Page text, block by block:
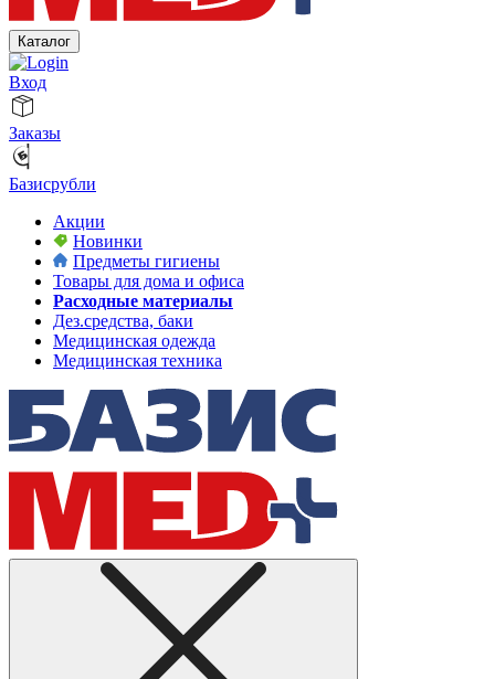
Каталог
Вход
Заказы
Базисрубли
Акции
Новинки
Предметы гигиены
Товары для дома и офиса
Расходные материалы
Дез.средства, баки
Медицинская одежда
Медицинская техника